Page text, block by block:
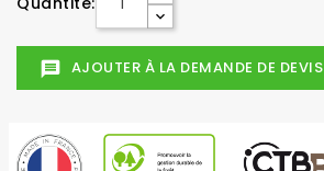
message AJOUTER À LA DEMANDE DE DEVIS